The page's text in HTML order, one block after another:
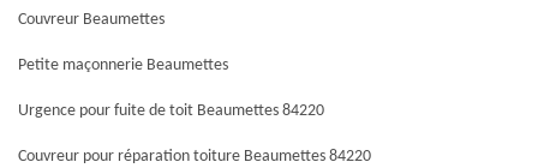
Couvreur Beaumettes
Petite maçonnerie Beaumettes
Urgence pour fuite de toit Beaumettes 84220
Couvreur pour réparation toiture Beaumettes 84220